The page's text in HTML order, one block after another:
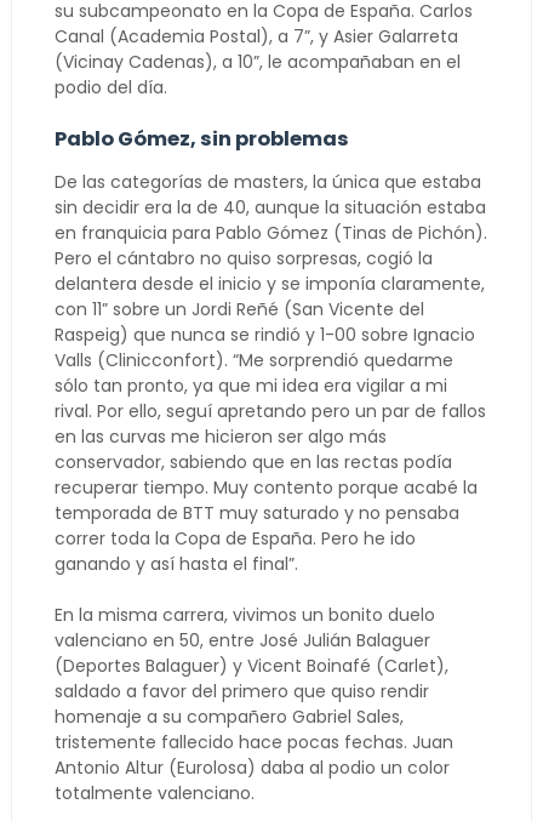
su subcampeonato en la Copa de España. Carlos
Canal (Academia Postal), a 7”, y Asier Galarreta
(Vicinay Cadenas), a 10”, le acompañaban en el
podio del día.
Pablo Gómez, sin problemas
De las categorías de masters, la única que estaba
sin decidir era la de 40, aunque la situación estaba
en franquicia para Pablo Gómez (Tinas de Pichón).
Pero el cántabro no quiso sorpresas, cogió la
delantera desde el inicio y se imponía claramente,
con 11” sobre un Jordi Reñé (San Vicente del
Raspeig) que nunca se rindió y 1-00 sobre Ignacio
Valls (Clinicconfort). “Me sorprendió quedarme
sólo tan pronto, ya que mi idea era vigilar a mi
rival. Por ello, seguí apretando pero un par de fallos
en las curvas me hicieron ser algo más
conservador, sabiendo que en las rectas podía
recuperar tiempo. Muy contento porque acabé la
temporada de BTT muy saturado y no pensaba
correr toda la Copa de España. Pero he ido
ganando y así hasta el final”.
En la misma carrera, vivimos un bonito duelo
valenciano en 50, entre José Julián Balaguer
(Deportes Balaguer) y Vicent Boinafé (Carlet),
saldado a favor del primero que quiso rendir
homenaje a su compañero Gabriel Sales,
tristemente fallecido hace pocas fechas. Juan
Antonio Altur (Eurolosa) daba al podio un color
totalmente valenciano.